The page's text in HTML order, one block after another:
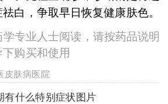
白，争取早日恢复健康肤色。
专业人士阅读，请按药品说明
购买和使用
皮肤病医院
有什么特别症状图片